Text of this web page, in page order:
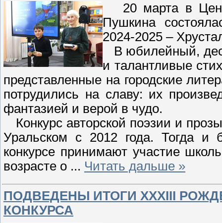
20 марта в
Пушкина
2024-2025 –
В юбилейный,
и талантливые
представленные на городские
потрудились на славу: их
фантазией и верой в чудо.
Конкурс авторской поэзии и
Уральском с 2012 года. Тогда и
конкурсе принимают участие
возрасте о ... Читать дальше »
ПОДВЕДЕНЫ ИТОГИ ХХХIII
КОНКУРСА